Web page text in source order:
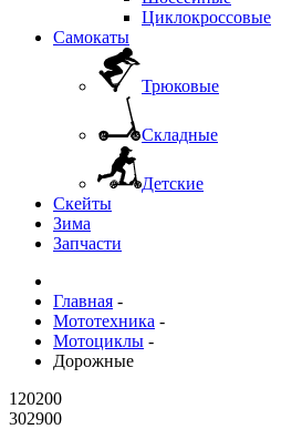
Циклокроссовые
Самокаты
Трюковые
Складные
Детские
Скейты
Зима
Запчасти
Главная -
Мототехника -
Мотоциклы -
Дорожные
120200
302900